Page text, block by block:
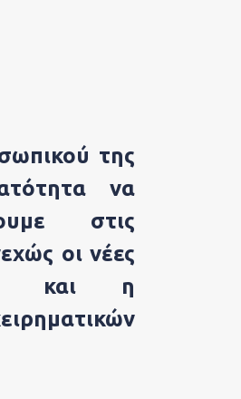
της
να
στις
οι νέες
και η